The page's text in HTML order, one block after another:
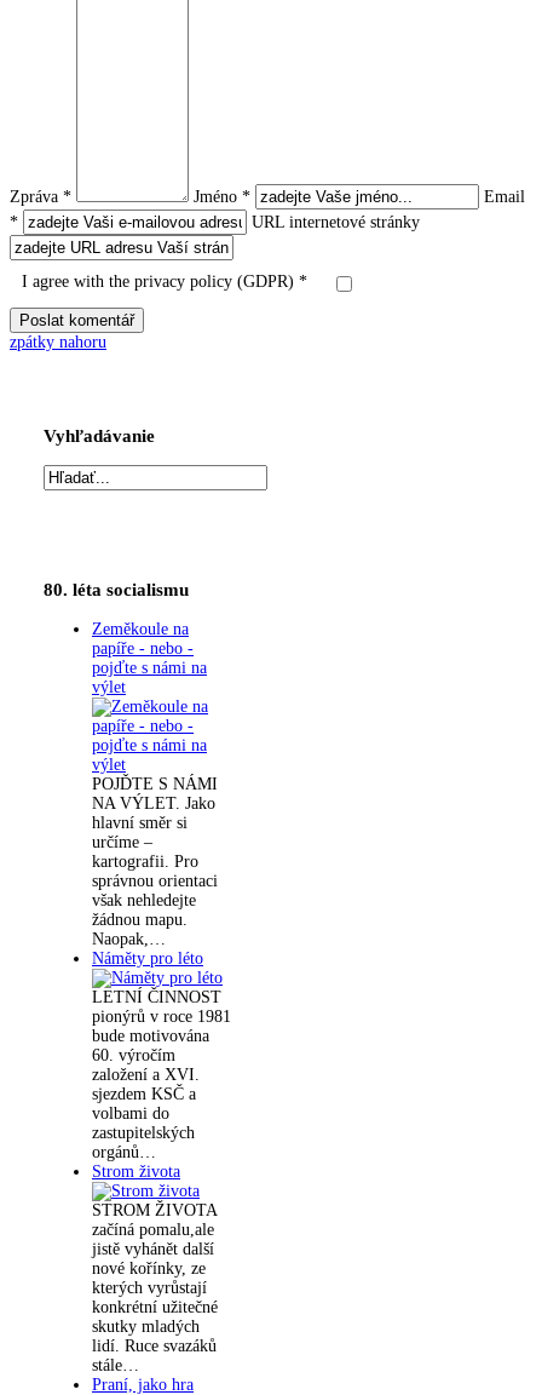
Zpráva * Jméno *
Email
*
URL internetové stránky
I agree with the privacy policy (GDPR) *
zpátky nahoru
Vyhľadávanie
80. léta socialismu
Zeměkoule na
papíře - nebo -
pojďte s námi na
výlet
POJĎTE S NÁMI
NA VÝLET. Jako
hlavní směr si
určíme –
kartografii. Pro
správnou orientaci
však nehledejte
žádnou mapu.
Naopak,…
Náměty pro léto
LETNÍ ČINNOST
pionýrů v roce 1981
bude motivována
60. výročím
založení a XVI.
sjezdem KSČ a
volbami do
zastupitelských
orgánů…
Strom života
STROM ŽIVOTA
začíná pomalu,ale
jistě vyhánět další
nové kořínky, ze
kterých vyrůstají
konkrétní užitečné
skutky mladých
lidí. Ruce svazáků
stále…
Praní, jako hra